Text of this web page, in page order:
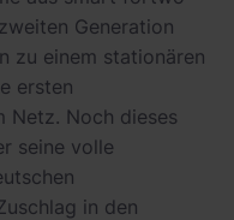
Generation
zu einem stationären
ersten
Netz. Noch dieses
seine volle
in den